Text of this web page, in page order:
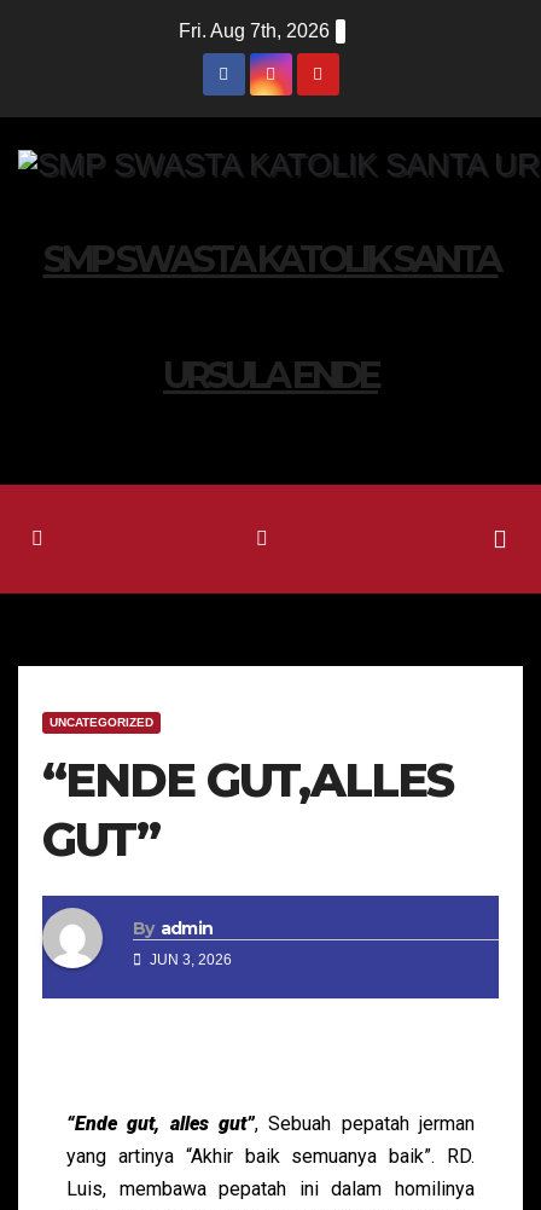
Fri. Aug 7th, 2026
SMP SWASTA KATOLIK SANTA
URSULA ENDE
UNCATEGORIZED
“ENDE GUT,ALLES
GUT”
By admin
JUN 3, 2026
“Ende gut, alles gut”, Sebuah pepatah jerman
yang artinya “Akhir baik semuanya baik”. RD.
Luis, membawa pepatah ini dalam homilinya